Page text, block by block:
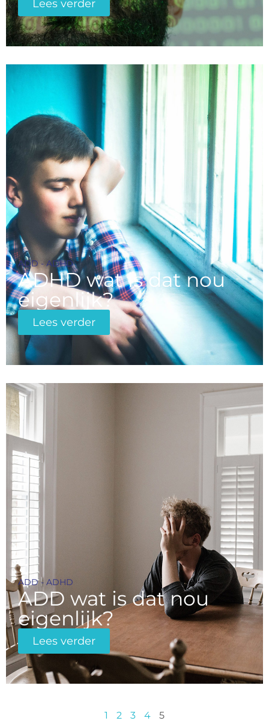
Lees verder
ADD - ADHD
ADHD wat is dat nou
eigenlijk?
Lees verder
ADD - ADHD
ADD wat is dat nou
eigenlijk?
Lees verder
1 2 3 4 5